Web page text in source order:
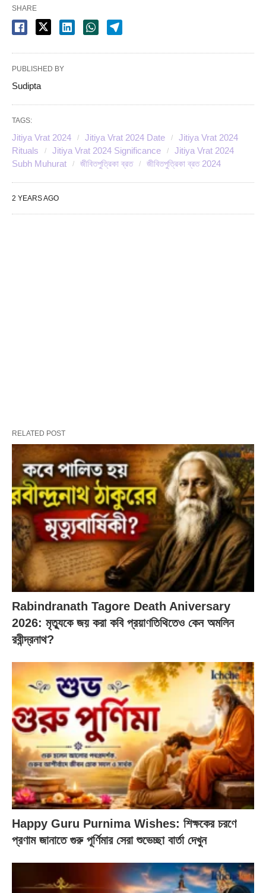
SHARE
PUBLISHED BY
Sudipta
TAGS:
Jitiya Vrat 2024 Jitiya Vrat 2024 Date
Jitiya Vrat 2024
Rituals
Jitiya Vrat 2024 Significance
Jitiya Vrat 2024
Subh Muhurat
জীবিতপুত্রিকা ব্রত জীবিতপুত্রিকা ব্রত 2024
2 YEARS AGO
RELATED POST
Rabindranath Tagore Death Aniversary
2026: মৃত্যুকে জয় করা কবি প্রয়াণতিথিতেও কেন অমলিন
রবীন্দ্রনাথ?
Happy Guru Purnima Wishes: শিক্ষকের চরণে
প্রণাম জানাতে গুরু পূর্ণিমার সেরা শুভেচ্ছা বার্তা দেখুন